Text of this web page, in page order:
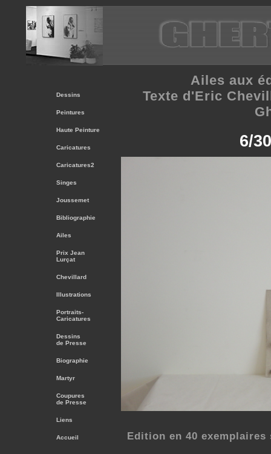
Dessins
Peintures
Haute Peinture
Caricatures
Caricatures2
Singes
Joussemet
Bibliographie
Ailes
Prix Jean
Lurçat
Chevillard
Illustrations
Portraits-
Caricatures
Dessins
de Presse
Biographie
Martyr
Coupures
de Presse
Liens
Accueil
Ailes aux
Texte d'Eric
6/
Edition en 40